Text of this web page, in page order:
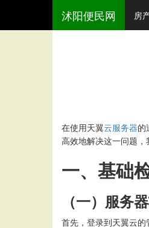
沭阳便民网 房
在使用天翼云服务器的
高效地解决这一问题，
一、基础
（一）服务
首先，登录到天翼云